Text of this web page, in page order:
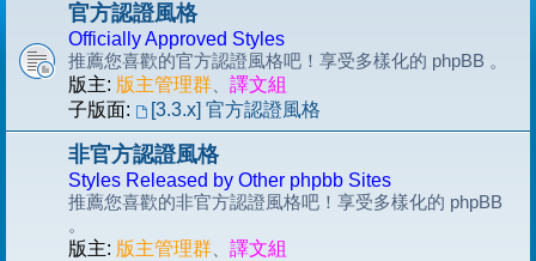
官方認證風格
Officially Approved Styles
推薦您喜歡的官方認證風格吧！享受多樣化的 phpBB 。
版主: 版主管理群
譯文組
子版面:
[3.3.x] 官方認證風格
非官方認證風格
Styles Released by Other phpbb Sites
推薦您喜歡的非官方認證風格吧！享受多樣化的 phpBB
。
版主: 版主管理群
譯文組